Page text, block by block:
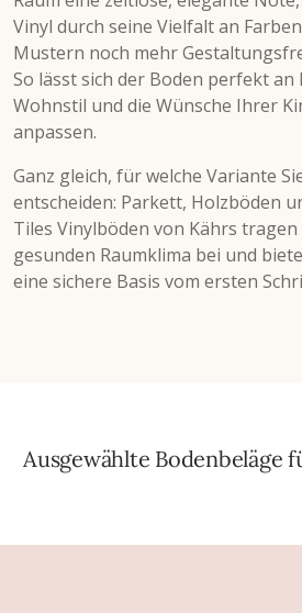
Vinyl durch seine Vielfalt an
Mustern noch mehr
So lässt sich der Boden perfekt an
Wohnstil und die Wünsche Ihrer
anpassen.
Ganz gleich, für welche Variante
entscheiden: Parkett, Holzböden
Tiles Vinylböden von Kährs tragen
gesunden Raumklima bei und
eine sichere Basis vom ersten
Ausgewählte Bodenbeläge